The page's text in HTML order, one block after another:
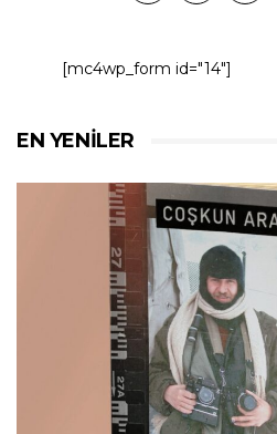
[mc4wp_form id="14"]
EN YENILER